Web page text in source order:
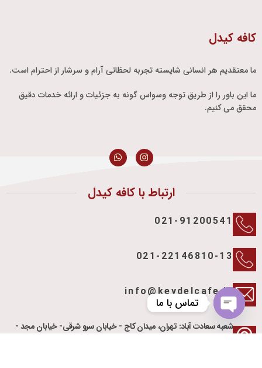
کافه کیدل
ما معتقدیم هر انسانی شایسته تجربه لحظاتی آرام و سرشار از احترام است.
ما این باور را از طریق توجه وسواس گونه به جزئیات و ارائه خدمات دقیق
محقق می کنیم.
ارتباط با کافه کیدل
021-91200541
021-22146810-13
info@keydelcafe.ir
شعبه سعادت آباد: تهران، میدان کاج - خیابان سرو شرقی- خیابان مجد -
تماس با ما
Open